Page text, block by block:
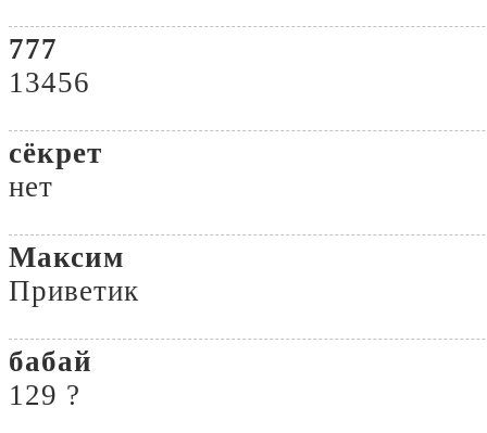
777
13456
сёкрет
нет
Максим
Приветик
бабай
129 ?